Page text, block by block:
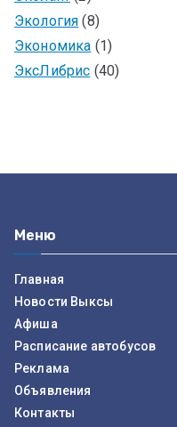
Экология (8)
Экономика (1)
ЭксЛибрис (40)
Меню
Главная
Новости Выксы
Афиша
Расписание автобусов
Реклама
Объявления
Контакты